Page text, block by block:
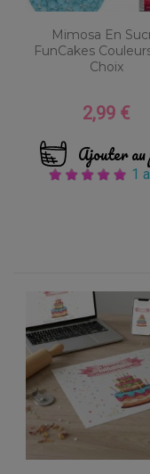
Mimosa En
FunCakes
Choix
Prix
2,99 €
Ajouter
1